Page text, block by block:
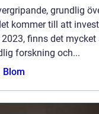
grundlig
kommer till att
finns det
forskning och...
Blom